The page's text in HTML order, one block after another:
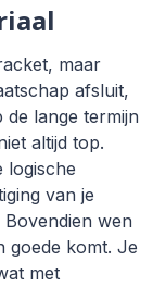
maar
afsluit,
lange termijn
altijd top.
logische
van je
wen
goede komt. Je
met